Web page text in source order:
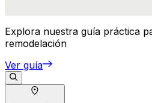
Explora nuestra guía práctica
remodelación
Ver guía